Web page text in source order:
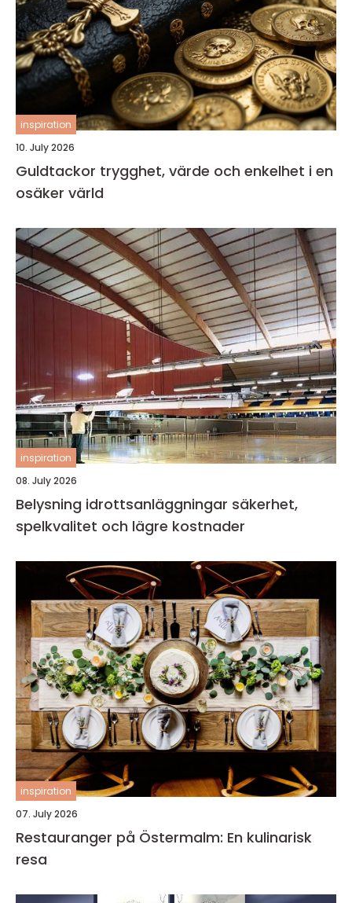
inspiration
10. July 2026
Guldtackor trygghet, värde och enkelhet i en
osäker värld
inspiration
08. July 2026
Belysning idrottsanläggningar säkerhet,
spelkvalitet och lägre kostnader
inspiration
07. July 2026
Restauranger på Östermalm: En kulinarisk
resa